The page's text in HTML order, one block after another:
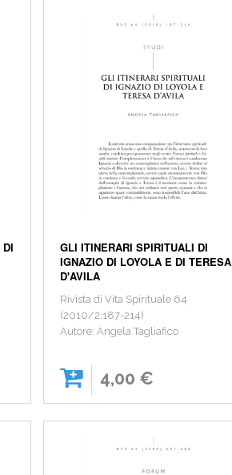
GLI ITINERARI SPIRITUALI DI
IGNAZIO DI LOYOLA E DI TERESA
D'AVILA
Rivista di Vita Spirituale 64
(2010/2:187-214)
Autore: Angela Tagliafico
4,00 €